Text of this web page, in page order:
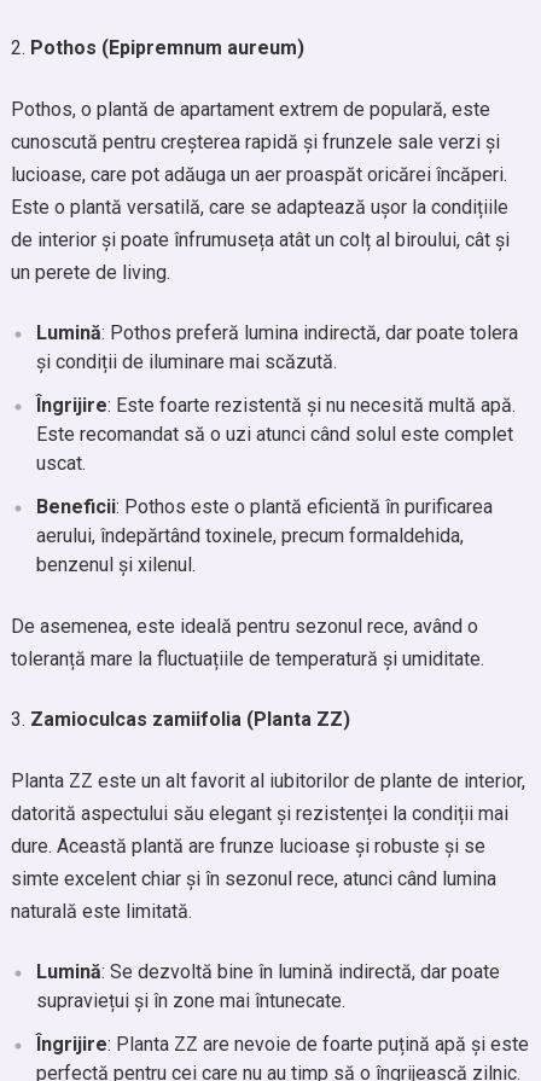
Pothos (Epipremnum aureum)
Pothos, o plantă de apartament extrem de populară, este
cunoscută pentru creșterea rapidă și frunzele sale verzi și
lucioase, care pot adăuga un aer proaspăt oricărei încăperi.
Este o plantă versatilă, care se adaptează ușor la condițiile
de interior și poate înfrumuseța atât un colț al biroului, cât și
un perete de living.
Lumină: Pothos preferă lumina indirectă, dar poate tolera
și condiții de iluminare mai scăzută.
Îngrijire: Este foarte rezistentă și nu necesită multă apă.
Este recomandat să o uzi atunci când solul este complet
uscat.
Beneficii: Pothos este o plantă eficientă în purificarea
aerului, îndepărtând toxinele, precum formaldehida,
benzenul și xilenul.
De asemenea, este ideală pentru sezonul rece, având o
toleranță mare la fluctuațiile de temperatură și umiditate.
Zamioculcas zamiifolia (Planta ZZ)
Planta ZZ este un alt favorit al iubitorilor de plante de interior,
datorită aspectului său elegant și rezistenței la condiții mai
dure. Această plantă are frunze lucioase și robuste și se
simte excelent chiar și în sezonul rece, atunci când lumina
naturală este limitată.
Lumină: Se dezvoltă bine în lumină indirectă, dar poate
supraviețui și în zone mai întunecate.
Îngrijire: Planta ZZ are nevoie de foarte puțină apă și este
perfectă pentru cei care nu au timp să o îngrijească zilnic.